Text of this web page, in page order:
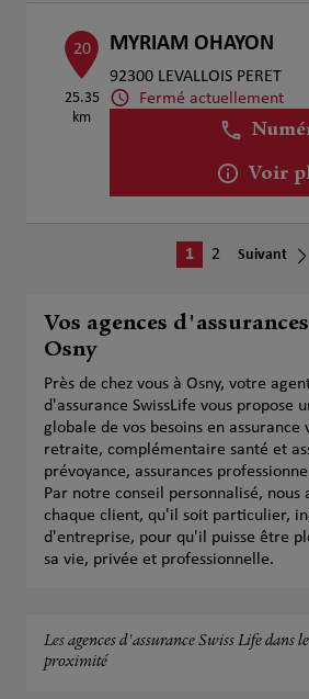
20
25.35
km
MYRIAM OHAYON
92300 LEVALLOIS PERET
Fermé actuellement
Voir
1 2 Suivant
Vos agences
Osny
Près de chez vous à Osny, votre
d'assurance SwissLife vous propose
globale de vos besoins en assurance
retraite, complémentaire santé et
prévoyance, assurances
Par notre conseil personnalisé, nous
chaque client, qu'il soit particulier,
d'entreprise, pour qu'il puisse être
sa vie, privée et professionnelle.
Les agences d'assurance Swiss Life dans
proximité